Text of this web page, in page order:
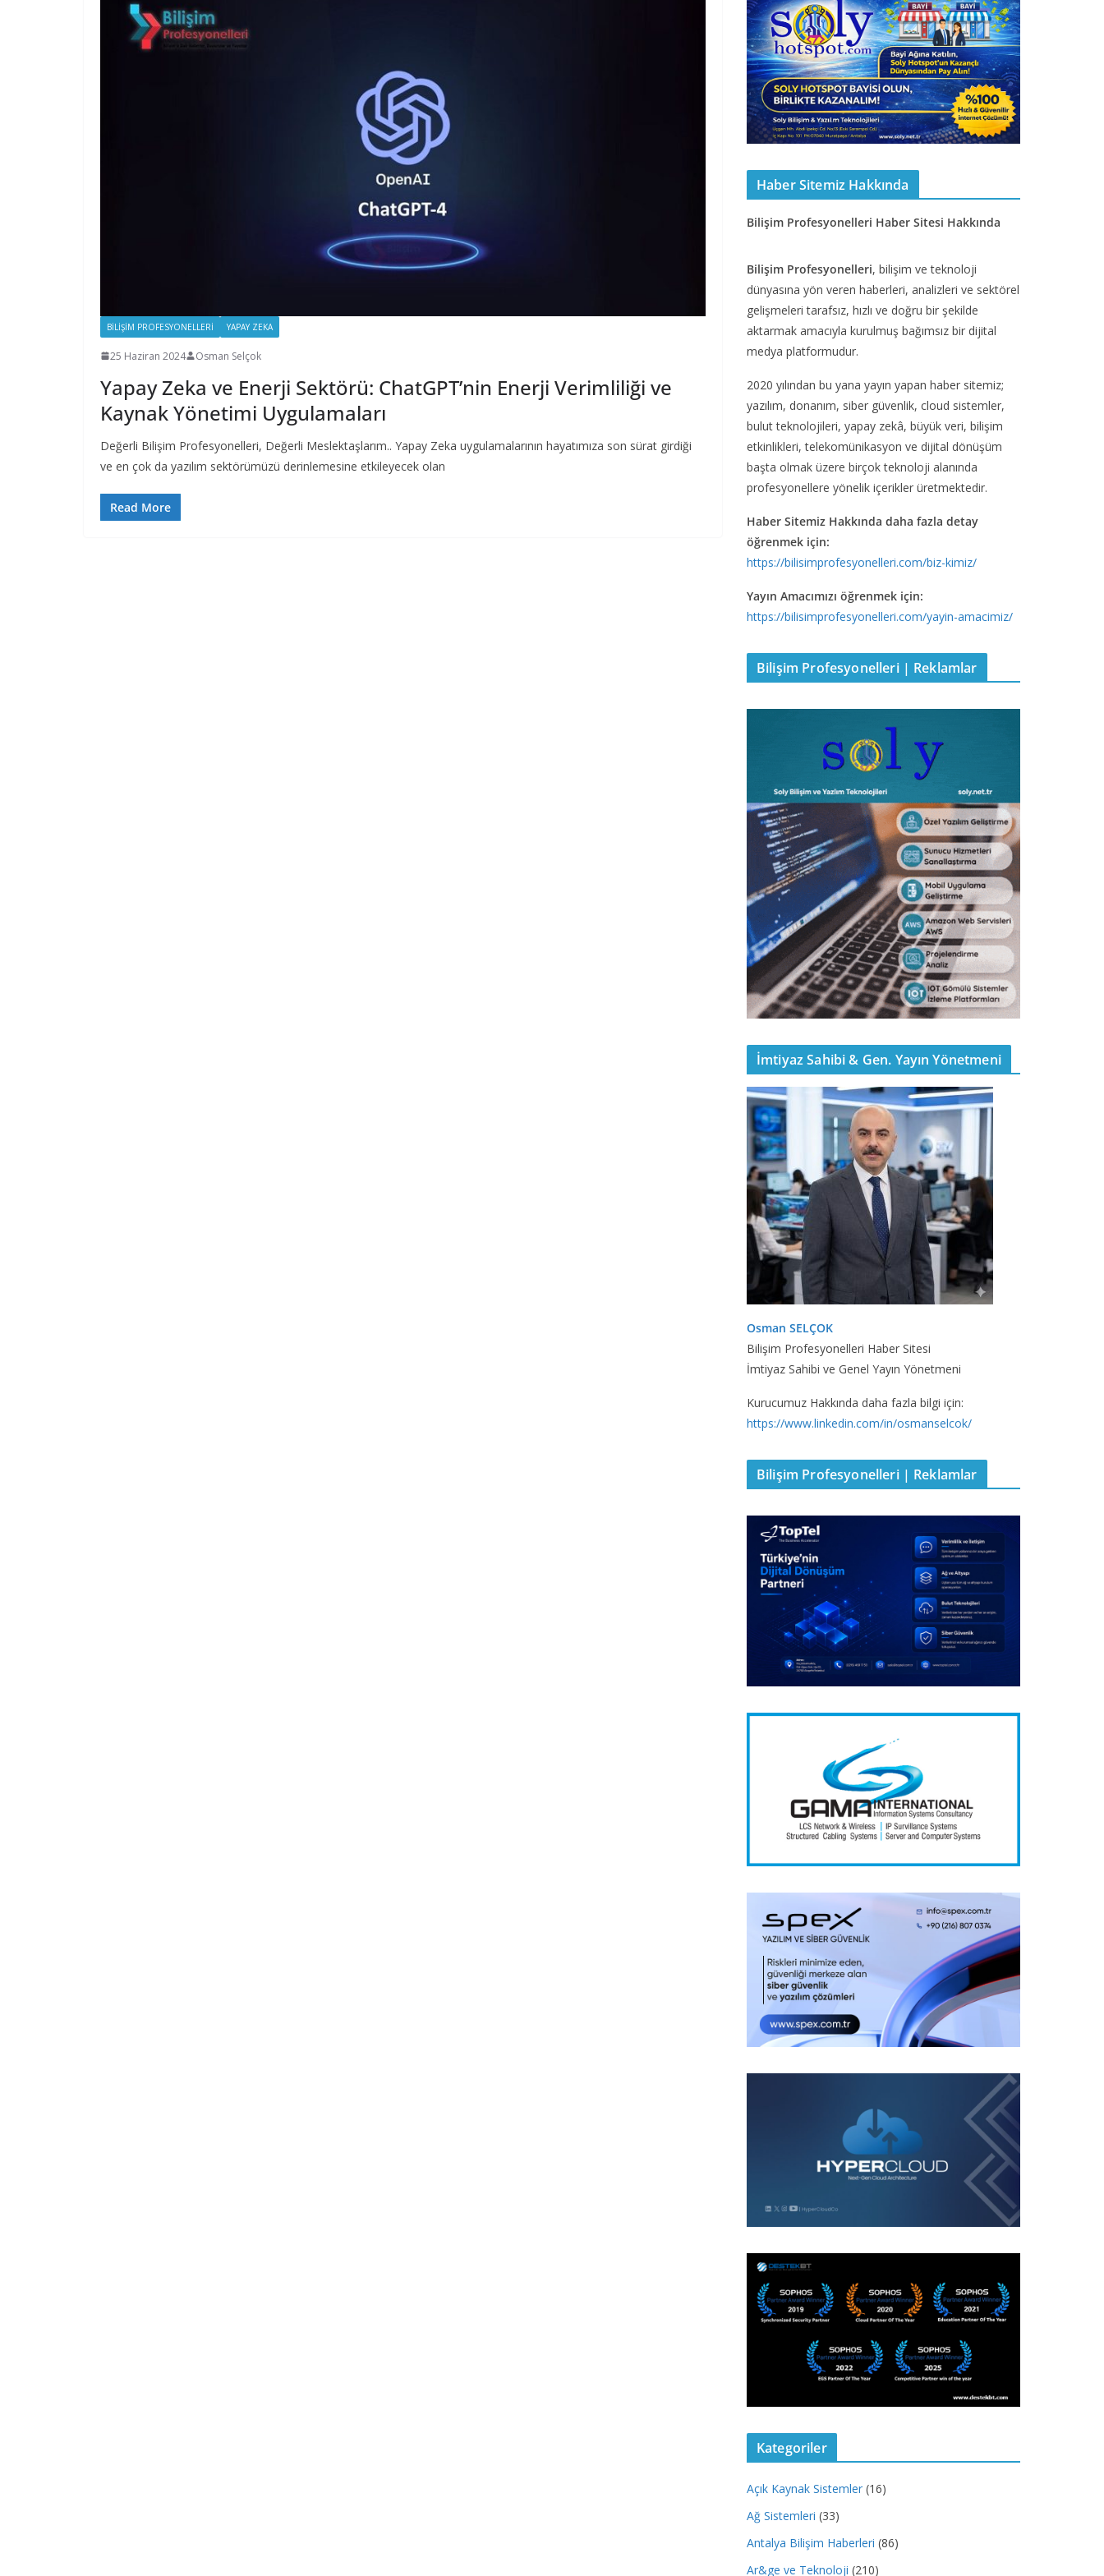
BILIŞIM PROFESYONELLERI YAPAY ZEKA
25 Haziran 2024 Osman Selçok
Yapay Zeka ve Enerji Sektörü: ChatGPT’nin Enerji Verimliliği ve
Kaynak Yönetimi Uygulamaları
Değerli Bilişim Profesyonelleri, Değerli Meslektaşlarım.. Yapay Zeka uygulamalarının hayatımıza son sürat girdiği
ve en çok da yazılım sektörümüzü derinlemesine etkileyecek olan
Read More
Haber Sitemiz Hakkında
Bilişim Profesyonelleri Haber Sitesi Hakkında
Bilişim Profesyonelleri, bilişim ve teknoloji
dünyasına yön veren haberleri, analizleri ve sektörel
gelişmeleri tarafsız, hızlı ve doğru bir şekilde
aktarmak amacıyla kurulmuş bağımsız bir dijital
medya platformudur.
2020 yılından bu yana yayın yapan haber sitemiz;
yazılım, donanım, siber güvenlik, cloud sistemler,
bulut teknolojileri, yapay zekâ, büyük veri, bilişim
etkinlikleri, telekomünikasyon ve dijital dönüşüm
başta olmak üzere birçok teknoloji alanında
profesyonellere yönelik içerikler üretmektedir.
Haber Sitemiz Hakkında daha fazla detay
öğrenmek için:
https://bilisimprofesyonelleri.com/biz-kimiz/
Yayın Amacımızı öğrenmek için:
https://bilisimprofesyonelleri.com/yayin-amacimiz/
Bilişim Profesyonelleri | Reklamlar
İmtiyaz Sahibi & Gen. Yayın Yönetmeni
Osman SELÇOK
Bilişim Profesyonelleri Haber Sitesi
İmtiyaz Sahibi ve Genel Yayın Yönetmeni
Kurucumuz Hakkında daha fazla bilgi için:
https://www.linkedin.com/in/osmanselcok/
Bilişim Profesyonelleri | Reklamlar
Kategoriler
Açık Kaynak Sistemler (16)
Ağ Sistemleri (33)
Antalya Bilişim Haberleri (86)
Ar&ge ve Teknoloji (210)